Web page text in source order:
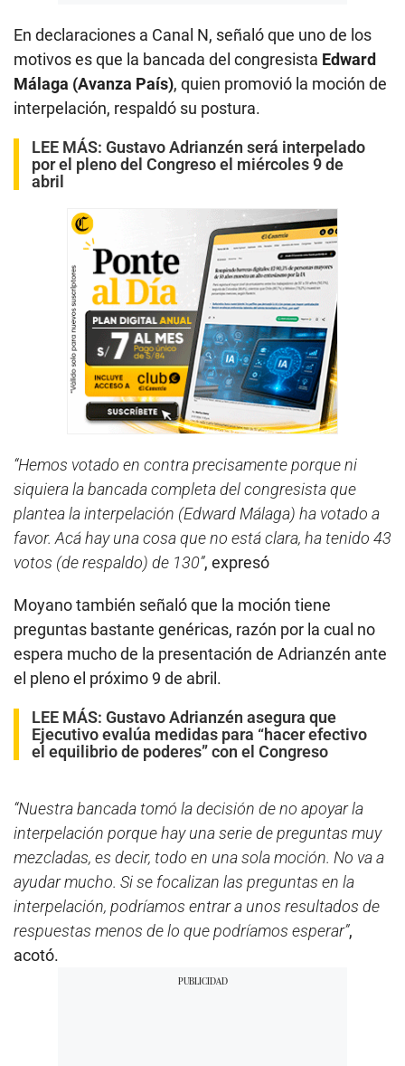
En declaraciones a Canal N, señaló que uno de los
motivos es que la bancada del congresista Edward
Málaga (Avanza País), quien promovió la moción de
interpelación, respaldó su postura.
LEE MÁS: Gustavo Adrianzén será interpelado
por el pleno del Congreso el miércoles 9 de
abril
“Hemos votado en contra precisamente porque ni
siquiera la bancada completa del congresista que
plantea la interpelación (Edward Málaga) ha votado a
favor. Acá hay una cosa que no está clara, ha tenido 43
votos (de respaldo) de 130”, expresó
Moyano también señaló que la moción tiene
preguntas bastante genéricas, razón por la cual no
espera mucho de la presentación de Adrianzén ante
el pleno el próximo 9 de abril.
LEE MÁS: Gustavo Adrianzén asegura que
Ejecutivo evalúa medidas para “hacer efectivo
el equilibrio de poderes” con el Congreso
“Nuestra bancada tomó la decisión de no apoyar la
interpelación porque hay una serie de preguntas muy
mezcladas, es decir, todo en una sola moción. No va a
ayudar mucho. Si se focalizan las preguntas en la
interpelación, podríamos entrar a unos resultados de
respuestas menos de lo que podríamos esperar”,
acotó.